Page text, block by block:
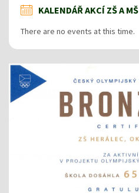
KALENDÁŘ AKCÍ ZŠ A MŠ
There are no events at this time.